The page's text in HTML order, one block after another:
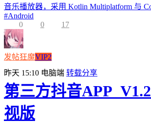
音乐播放器，采用 Kotlin Multiplatform 与
#Android
0
0 17
发帖狂魔VIP2
昨天 15:10 电脑端 转载分享
第三方抖音
视版